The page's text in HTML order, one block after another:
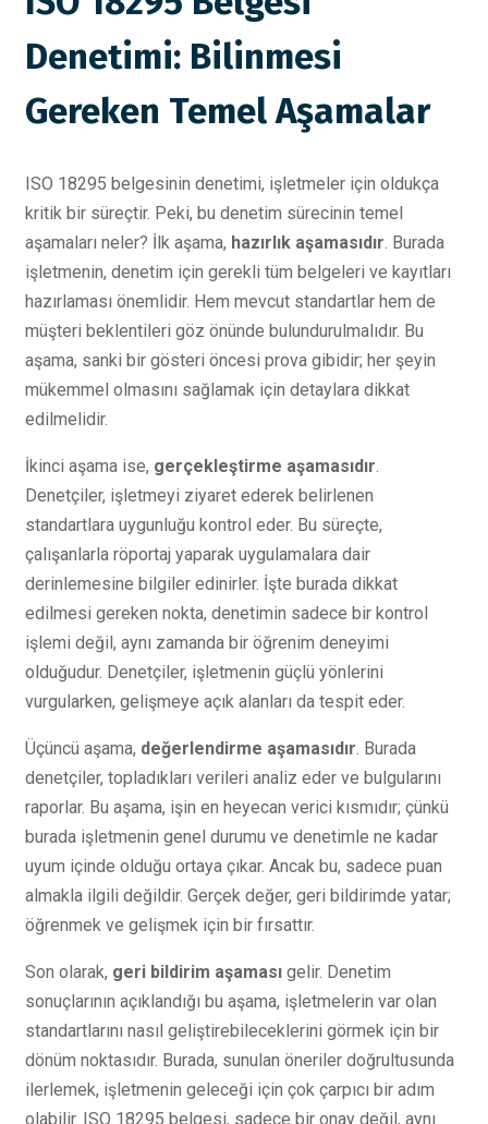
Denetimi: Bilinmesi
Gereken Temel Aşamalar
ISO 18295 belgesinin denetimi, işletmeler için oldukça
kritik bir süreçtir. Peki, bu denetim sürecinin temel
aşamaları neler? İlk aşama, hazırlık aşamasıdır . Burada
işletmenin, denetim için gerekli tüm belgeleri ve kayıtları
hazırlaması önemlidir. Hem mevcut standartlar hem de
müşteri beklentileri göz önünde bulundurulmalıdır. Bu
aşama, sanki bir gösteri öncesi prova gibidir; her şeyin
mükemmel olmasını sağlamak için detaylara dikkat
edilmelidir.
İkinci aşama ise, gerçekleştirme aşamasıdır
Denetçiler, işletmeyi ziyaret ederek belirlenen
standartlara uygunluğu kontrol eder. Bu süreçte,
çalışanlarla röportaj yaparak uygulamalara dair
derinlemesine bilgiler edinirler. İşte burada dikkat
edilmesi gereken nokta, denetimin sadece bir kontrol
işlemi değil, aynı zamanda bir öğrenim deneyimi
olduğudur. Denetçiler, işletmenin güçlü yönlerini
vurgularken, gelişmeye açık alanları da tespit eder.
Üçüncü aşama, değerlendirme aşamasıdır . Burada
denetçiler, topladıkları verileri analiz eder ve bulgularını
raporlar. Bu aşama, işin en heyecan verici kısmıdır; çünkü
burada işletmenin genel durumu ve denetimle ne kadar
uyum içinde olduğu ortaya çıkar. Ancak bu, sadece puan
almakla ilgili değildir. Gerçek değer, geri bildirimde yatar;
öğrenmek ve gelişmek için bir fırsattır.
Son olarak, geri bildirim aşaması gelir. Denetim
sonuçlarının açıklandığı bu aşama, işletmelerin var olan
standartlarını nasıl geliştirebileceklerini görmek için bir
dönüm noktasıdır. Burada, sunulan öneriler doğrultusunda
ilerlemek, işletmenin geleceği için çok çarpıcı bir adım
olabilir. ISO 18295 belgesi, sadece bir onay değil, aynı